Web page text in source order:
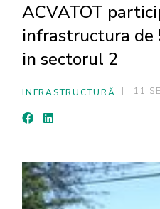
ACVATOT
infrastructura de
in sectorul 2
INFRASTRUCTURĂ 11